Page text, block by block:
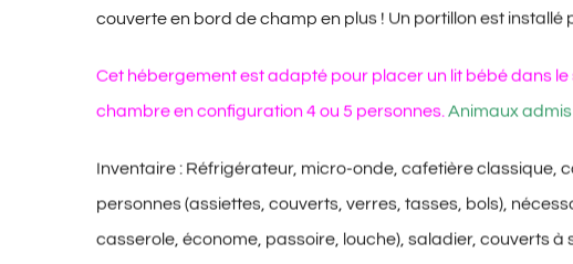
couverte en bord de champ en plus ! Un portillon est installé
Cet hébergement est adapté pour placer un lit bébé dans le
chambre en configuration 4 ou 5 personnes. Animaux
Inventaire : Réfrigérateur, micro-onde, cafetière classique,
personnes (assiettes, couverts, verres, tasses, bols),
casserole, économe, passoire, louche), saladier, couverts